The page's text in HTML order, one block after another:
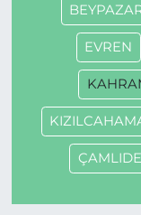
EVREN